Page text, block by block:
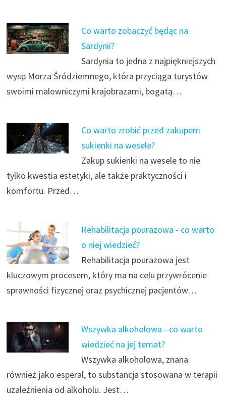
Co warto zobaczyć będąc na
Sardynii?
Sardynia to jedna z najpiękniejszych
wysp Morza Śródziemnego, która przyciąga turystów
swoimi malowniczymi krajobrazami, bogatą…
Co warto zrobić przed zakupem
sukienki na wesele?
Zakup sukienki na wesele to nie
tylko kwestia estetyki, ale także praktyczności i
komfortu. Przed…
Rehabilitacja pourazowa - co warto
o niej wiedzieć?
Rehabilitacja pourazowa jest
kluczowym procesem, który ma na celu przywrócenie
sprawności fizycznej oraz psychicznej pacjentów…
Wszywka alkoholowa - co warto
wiedzieć na jej temat?
Wszywka alkoholowa, znana
również jako esperal, to substancja stosowana w terapii
uzależnienia od alkoholu. Jest…